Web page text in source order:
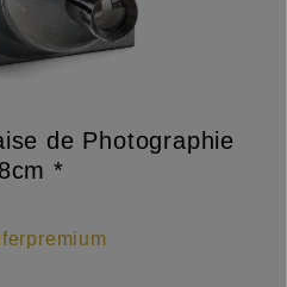
de Photographie
*